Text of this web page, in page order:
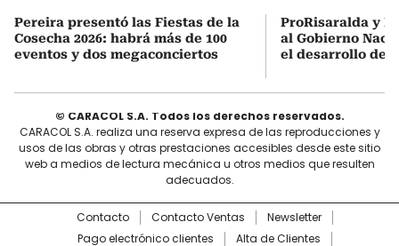
Pereira presentó las Fiestas de la
Cosecha 2026: habrá más de 100
eventos y dos megaconciertos
ProRisaralda y
al Gobierno
el desarrollo
© CARACOL S.A. Todos los derechos reservados.
CARACOL S.A. realiza una reserva expresa de las reproducciones y
usos de las obras y otras prestaciones accesibles desde este sitio
web a medios de lectura mecánica u otros medios que resulten
adecuados.
Contacto Contacto Ventas
Newsletter
Pago electrónico clientes
Alta de Clientes